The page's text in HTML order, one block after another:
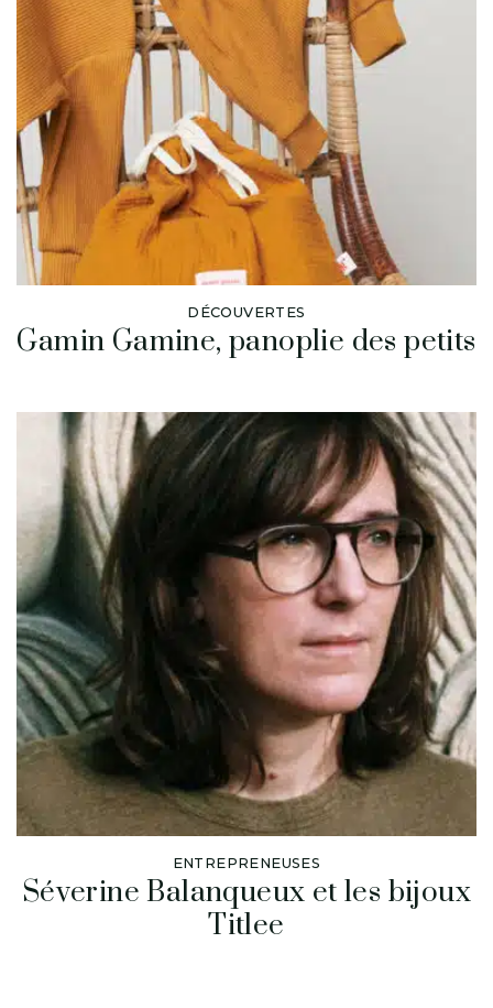
DÉCOUVERTES
Gamin Gamine, panoplie des petits
ENTREPRENEUSES
Séverine Balanqueux et les bijoux
Titlee